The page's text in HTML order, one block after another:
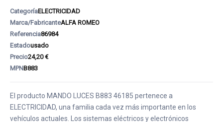
CategoríaELECTRICIDAD
Marca/FabricanteALFA ROMEO
Referencia86984
Estadousado
Precio24,20 €
MPNB883
El producto MANDO LUCES B883 46185 pertenece a
ELECTRICIDAD, una familia cada vez más importante en los
vehículos actuales. Los sistemas eléctricos y electrónicos